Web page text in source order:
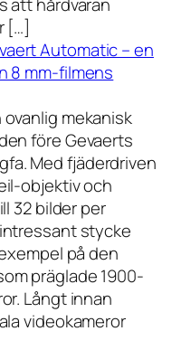
att hårdvaran
[…]
Automatic – en
8 mm-filmens
mekanisk
före Gevaerts
Med fjäderdriven
objektiv och
32 bilder per
stycke
på den
präglade 1900-
Långt innan
videokameror